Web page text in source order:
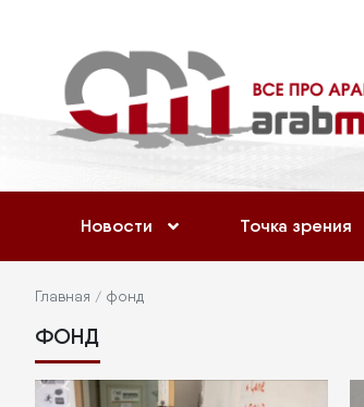
основному
содержанию
учётной
записи
пользователя
Новости Точка зрения
Строка
навигации
Главная фонд
ФОНД